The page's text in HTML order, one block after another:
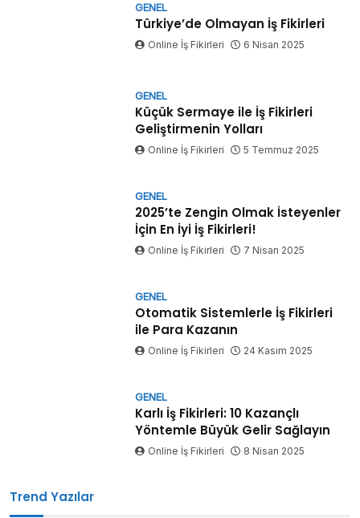
GENEL
Türkiye’de Olmayan İş Fikirleri
Online İş Fikirleri 6 Nisan 2025
GENEL
Küçük Sermaye ile İş Fikirleri
Geliştirmenin Yolları
Online İş Fikirleri 5 Temmuz 2025
GENEL
2025’te Zengin Olmak İsteyenler
İçin En İyi İş Fikirleri!
Online İş Fikirleri 7 Nisan 2025
GENEL
Otomatik Sistemlerle İş Fikirleri
ile Para Kazanın
Online İş Fikirleri 24 Kasım 2025
GENEL
Karlı İş Fikirleri: 10 Kazançlı
Yöntemle Büyük Gelir Sağlayın
Online İş Fikirleri 8 Nisan 2025
Trend Yazılar